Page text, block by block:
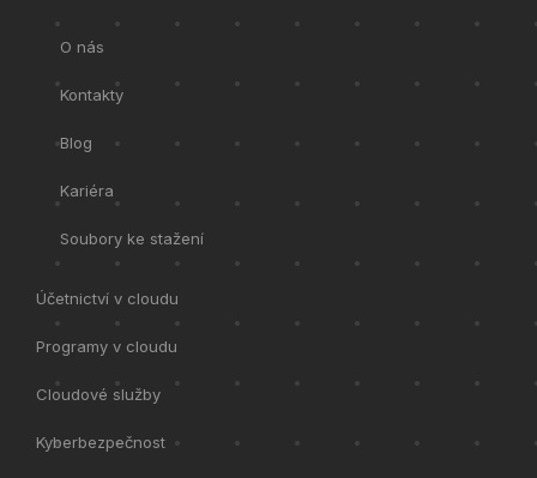
O nás
Kontakty
Blog
Kariéra
Soubory ke stažení
Účetnictví v cloudu
Programy v cloudu
Cloudové služby
Kyberbezpečnost